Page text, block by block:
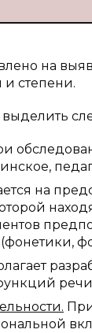
на
и степени.
выделить
на
речи,